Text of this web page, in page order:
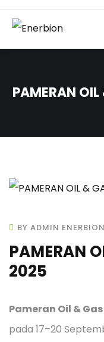
PAMERAN
BY ADMIN ENERBION
PAMERAN
2025
Pameran Oil &
pada 17–20